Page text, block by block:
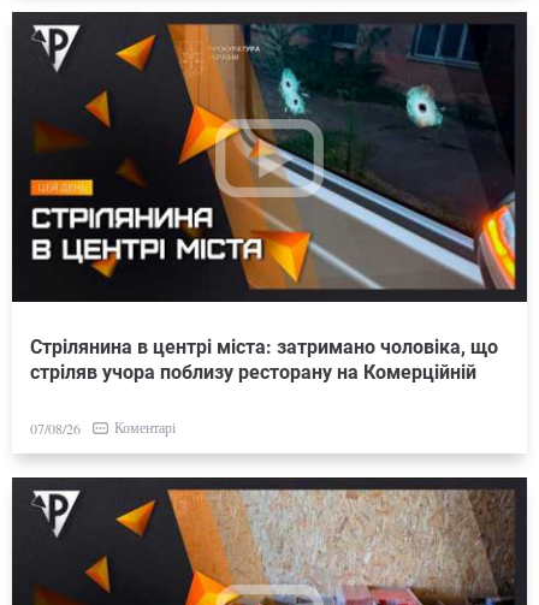
Стрілянина в центрі міста: затримано чоловіка, що
стріляв учора поблизу ресторану на Комерційній
07/08/26 Коментарі